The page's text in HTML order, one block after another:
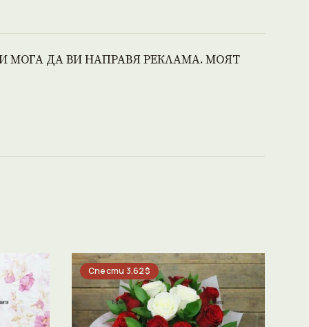
МОГА ДА ВИ НАПРАВЯ РЕКЛАМА. МОЯТ
Спести 3.62$